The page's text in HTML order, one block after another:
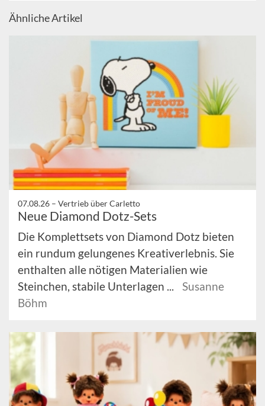
Ähnliche Artikel
07.08.26 – Vertrieb über Carletto
Neue Diamond Dotz-Sets
Die Komplettsets von Diamond Dotz bieten
ein rundum gelungenes Kreativerlebnis. Sie
enthalten alle nötigen Materialien wie
Steinchen, stabile Unterlagen ...
Susanne
Böhm